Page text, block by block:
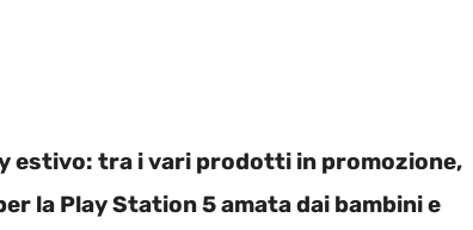
estivo: tra i vari prodotti in promozione,
la Play Station 5 amata dai bambini e